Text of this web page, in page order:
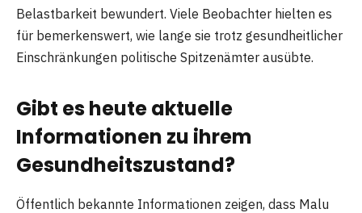
Belastbarkeit bewundert. Viele Beobachter hielten es
für bemerkenswert, wie lange sie trotz gesundheitlicher
Einschränkungen politische Spitzenämter ausübte.
Gibt es heute aktuelle
Informationen zu ihrem
Gesundheitszustand?
Öffentlich bekannte Informationen zeigen, dass Malu